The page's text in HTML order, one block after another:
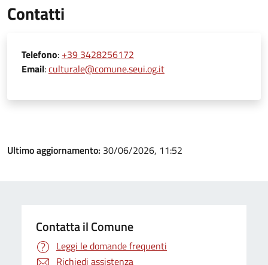
Contatti
Telefono: +39 3428256172
Email:culturale@comune.seui.og.it
Ultimo aggiornamento: 30/06/2026, 11:52
Contatta il Comune
Leggi le domande frequenti
Richiedi assistenza